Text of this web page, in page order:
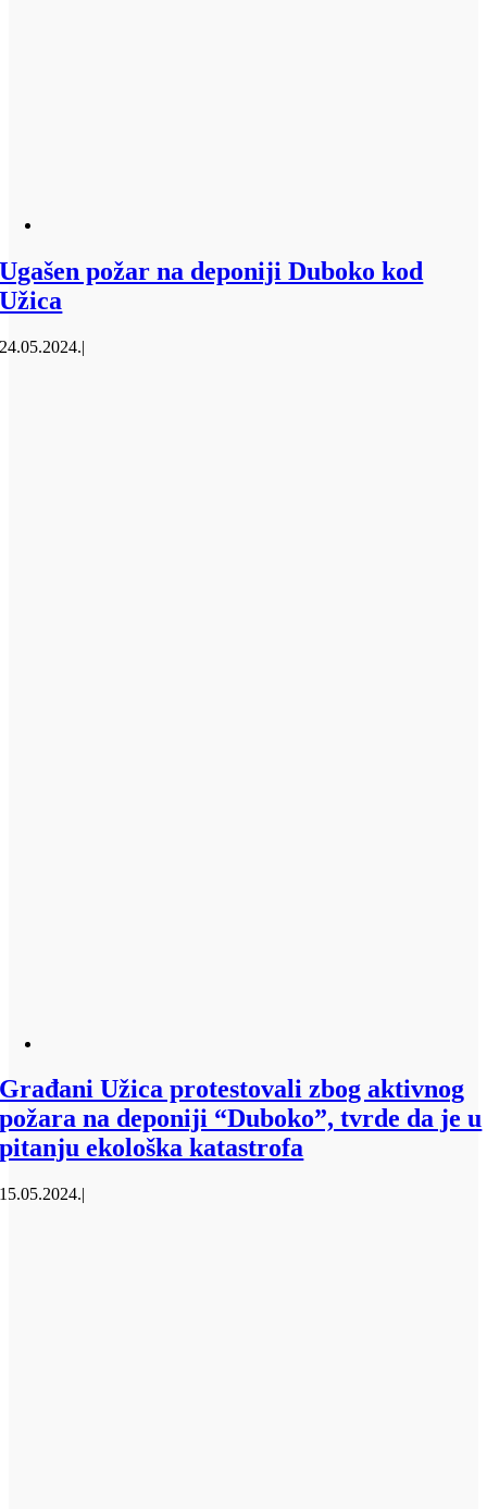
Ugašen požar na deponiji Duboko kod
Užica
24.05.2024.|
Građani Užica protestovali zbog aktivnog
požara na deponiji “Duboko”, tvrde da je u
pitanju ekološka katastrofa
15.05.2024.|